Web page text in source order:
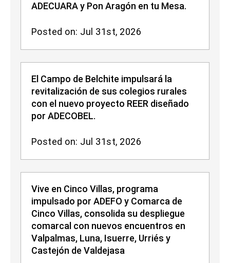
ADECUARA y Pon Aragón en tu Mesa.
Posted on: Jul 31st, 2026
El Campo de Belchite impulsará la
revitalización de sus colegios rurales
con el nuevo proyecto REER diseñado
por ADECOBEL.
Posted on: Jul 31st, 2026
Vive en Cinco Villas, programa
impulsado por ADEFO y Comarca de
Cinco Villas, consolida su despliegue
comarcal con nuevos encuentros en
Valpalmas, Luna, Isuerre, Urriés y
Castejón de Valdejasa